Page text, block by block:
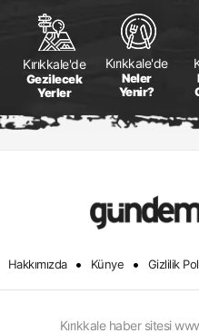
Kırıkkale'de
Gezilecek
Yerler
Kırıkkale'de
Neler
Yenir?
Hakkımızda • Künye • Gizlilik
Kırıkkale haber sitesi